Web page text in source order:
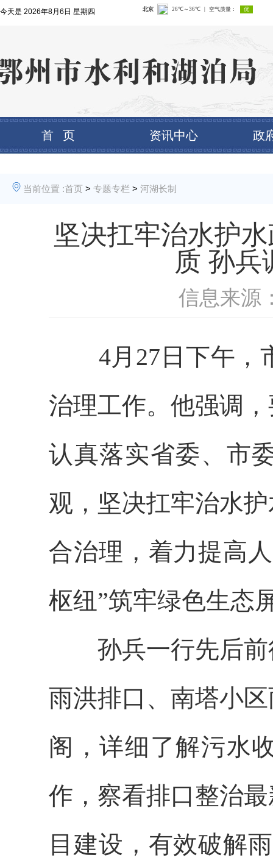
今天是 2026年8月6日 星期四
首 页 资讯中心 政
当前位置 :首页 > 专题专栏 > 河湖长制
坚决扛牢治水护
质 孙兵
信息来源
4月27日下午，
治理工作。他强调
认真落实省委、市
观，坚决扛牢治水
合治理，着力提高
枢纽”筑牢绿色生态
孙兵一行先后前
雨洪排口、南塔小
阁，详细了解污水
作，察看排口整治
目建设，有效破解